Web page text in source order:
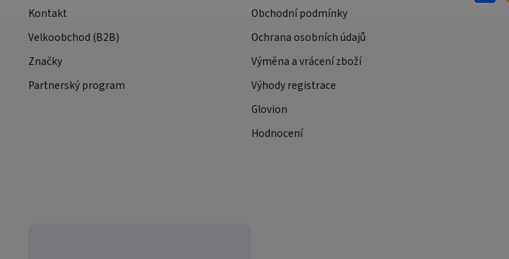
Kontakt
Velkoobchod (B2B)
Značky
Partnerský program
Obchodní podmínky
Ochrana osobních údajů
Výměna a vrácení zboží
Výhody registrace
Glovion
Hodnocení